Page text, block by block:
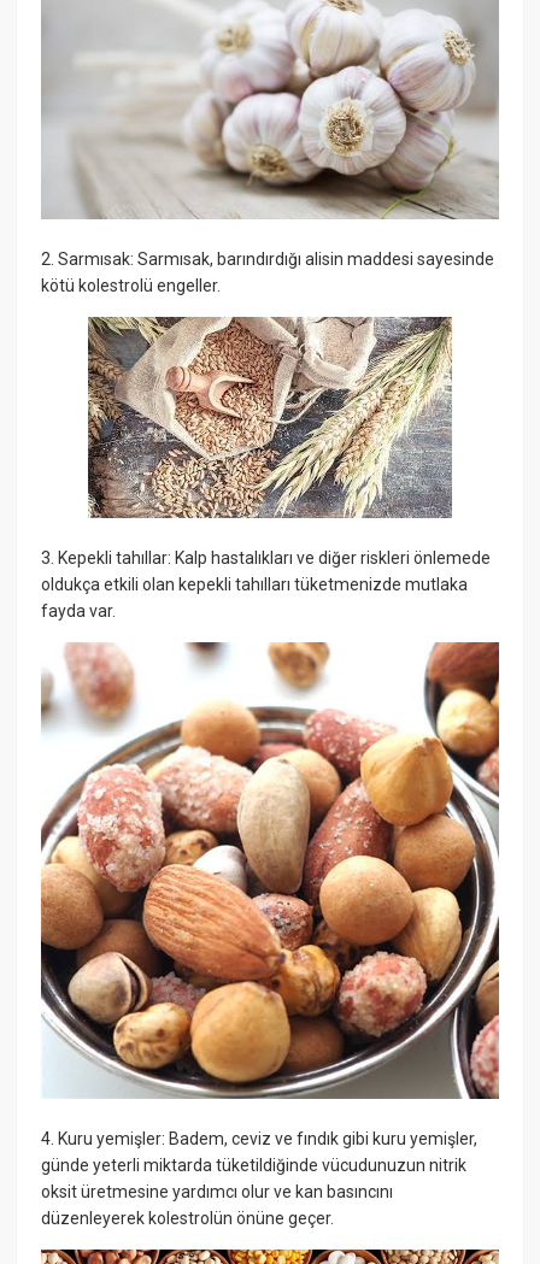
2. Sarmısak: Sarmısak, barındırdığı alisin maddesi sayesinde
kötü kolestrolü engeller.
3. Kepekli tahıllar: Kalp hastalıkları ve diğer riskleri önlemede
oldukça etkili olan kepekli tahılları tüketmenizde mutlaka
fayda var.
4. Kuru yemişler: Badem, ceviz ve fındık gibi kuru yemişler,
günde yeterli miktarda tüketildiğinde vücudunuzun nitrik
oksit üretmesine yardımcı olur ve kan basıncını
düzenleyerek kolestrolün önüne geçer.